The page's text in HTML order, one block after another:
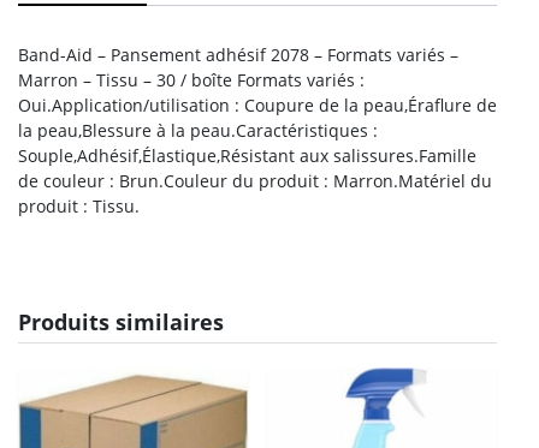
Band-Aid – Pansement adhésif 2078 – Formats variés –
Marron – Tissu – 30 / boîte Formats variés :
Oui.Application/utilisation : Coupure de la peau,Éraflure de
la peau,Blessure à la peau.Caractéristiques :
Souple,Adhésif,Élastique,Résistant aux salissures.Famille
de couleur : Brun.Couleur du produit : Marron.Matériel du
produit : Tissu.
Produits similaires